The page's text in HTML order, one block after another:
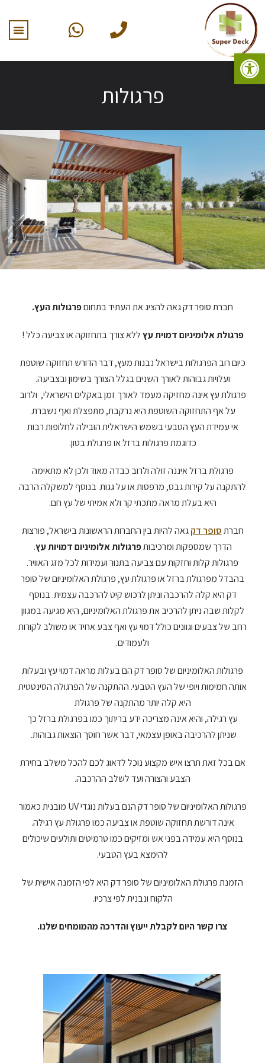
פתח סרגל נגישות
פרגולות
חברת סופר דק גאה להציג את העתיד בתחוםפרגולות העץ.
פרגולת אלומיניום דמוית עץללא צורך בתחזוקה או צביעה כלל !
כיום רוב הפרגולות בישראל נבנות מעץ, דבר הדורש תחזוקה שוטפת
ועלויות גבוהות לאורך השנים בגלל הצורך בשימון ובצביעה.
פרגולת עץ אינה מחזיקה מעמד לאורך זמן באקלים הישראלי, ולרוב
על אף התחזוקה השוטפת היא נרקבת, מתפצלת ואף נשברת.
אי עמידת העץ הטבעי בשמש הישראלית הובילה לחלופות רבות
כדוגמת פרגולות ברזל או פרגולת בטון.
פרגולת ברזל איננה זולה ולרוב כבדה מאוד ולכן לא מתאימה
להתקנה על קירות גבס, מרפסות או על גגות. בנוסף למשקלה הרבה
היא בעלת מראה מתכתי קר ולא אמיתי של עץ חם.
חברתסופר דקגאה להיות בין החברות הראשונות בישראל, פורצות
הדרך שמספקות ומרכיבותפרגולות אלומיניום דמויות עץ.
פרגולות קלות וחזקות עם צביעה בתנור ועמידות לכל מזג האוויר.
בהבדל מפרגולת ברזל או פרגולת עץ, פרגולת האלומיניום של סופר
דק היא קלה להרכבה וניתן לרכוש קיט להרכבה עצמית. בנוסף
לקלות שבה ניתן להרכיב את פרגולת האלומיניום, היא מגיעה במגוון
רחב של צבעים וגוונים כולל דמוי עץ ואף צבע אחיד או משולב לקורות
ולעמודים.
פרגולות האלומיניום של סופר דק הם בעלות מראה דמוי עץ ובעלות
אותה חמימות ויופי של העץ הטבעי. ההתקנה של הפרגולה הסינטטית
היא קלה יותר מהתקנה של פרגולת
עץ רגילה, והיא אינה מצריכה ידע בריתוך כמו בפרגולת ברזלכך
שניתן להרכיבה באופן עצמאי, דבר אשר חוסך הוצאות גבוהות.
אם בכל זאת תרצו איש מקצוע נוכל לדאוג לכם להכל משלב בחירת
הצבע והצורה ועד לשלב ההרכבה.
פרגולות האלומיניום של סופר דק הנם בעלות נוגדי UV מובנית כאמור
אינה דורשת תחזוקה שוטפת או צביעה כמו פרגולת עץ רגילה.
בנוסף היא עמידה בפני אש ומזיקים כמו טרמיטים ותולעים שיכולים
להימצא בעץ הטבעי.
הזמנת פרגולת האלומיניום של סופר דק היא לפי הזמנה אישית של
הלקוח ונבנית לפי צרכיו.
צרו קשר היום לקבלת ייעוץ והדרכה מהמומחים שלנו.